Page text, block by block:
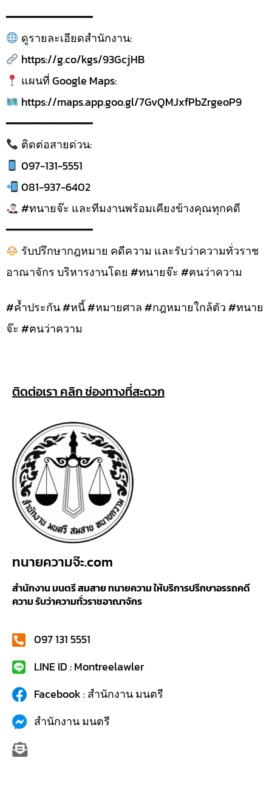
━━━━━━━━━━━━━
ดูรายละเอียดสำนักงาน:
https://g.co/kgs/93GcjHB
แผนที่ Google Maps:
https://maps.app.goo.gl/7GvQMJxfPbZrgeoP9
━━━━━━━━━━━━━
ติดต่อสายด่วน:
097-131-5551
081-937-6402
#ทนายจ๊ะ และทีมงานพร้อมเคียงข้างคุณทุกคดี
━━━━━━━━━━━━━
รับปรึกษากฎหมาย คดีความ และรับว่าความทั่วราช
อาณาจักร บริหารงานโดย #ทนายจ๊ะ #ฅนว่าความ
#ค้ำประกัน #หนี้ #หมายศาล #กฎหมายใกล้ตัว #ทนาย
จ๊ะ #ฅนว่าความ
ติดต่อเรา คลิก ช่องทางที่สะดวก
ทนายความจ๊ะ.com
สำนักงาน มนตรี สมสาย ทนายความ ให้บริการปรึกษาอรรถคดี
ความ รับว่าความทั่วราชอาณาจักร
097 131 5551
LINE ID : Montreelawler
Facebook : สำนักงาน มนตรี
สำนักงาน มนตรี